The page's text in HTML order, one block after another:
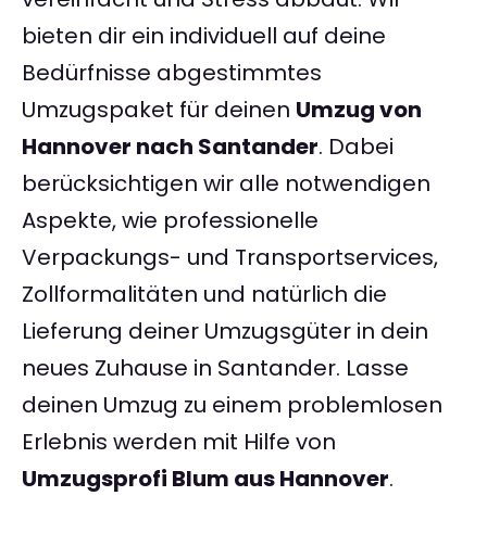
bieten dir ein individuell auf deine
Bedürfnisse abgestimmtes
Umzugspaket für deinen Umzug von
Hannover nach Santander. Dabei
berücksichtigen wir alle notwendigen
Aspekte, wie professionelle
Verpackungs- und Transportservices,
Zollformalitäten und natürlich die
Lieferung deiner Umzugsgüter in dein
neues Zuhause in Santander. Lasse
deinen Umzug zu einem problemlosen
Erlebnis werden mit Hilfe von
Umzugsprofi Blum aus Hannover.